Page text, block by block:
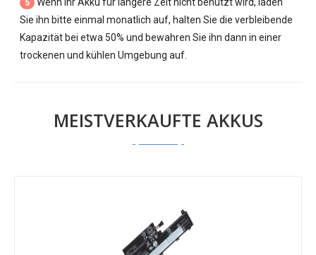
5
Sie ihn bitte einmal monatlich auf, halten Sie die verbleibende
Kapazität bei etwa 50% und bewahren Sie ihn dann in einer
trockenen und kühlen Umgebung auf.
MEISTVERKAUFTE AKKUS